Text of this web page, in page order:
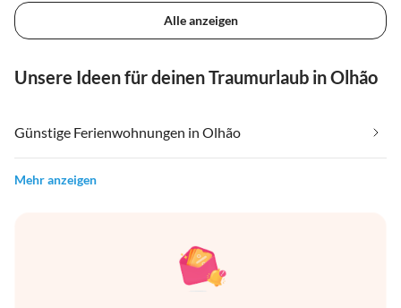
Alle anzeigen
Unsere Ideen für deinen Traumurlaub in Olhão
Günstige Ferienwohnungen in Olhão
Mehr anzeigen